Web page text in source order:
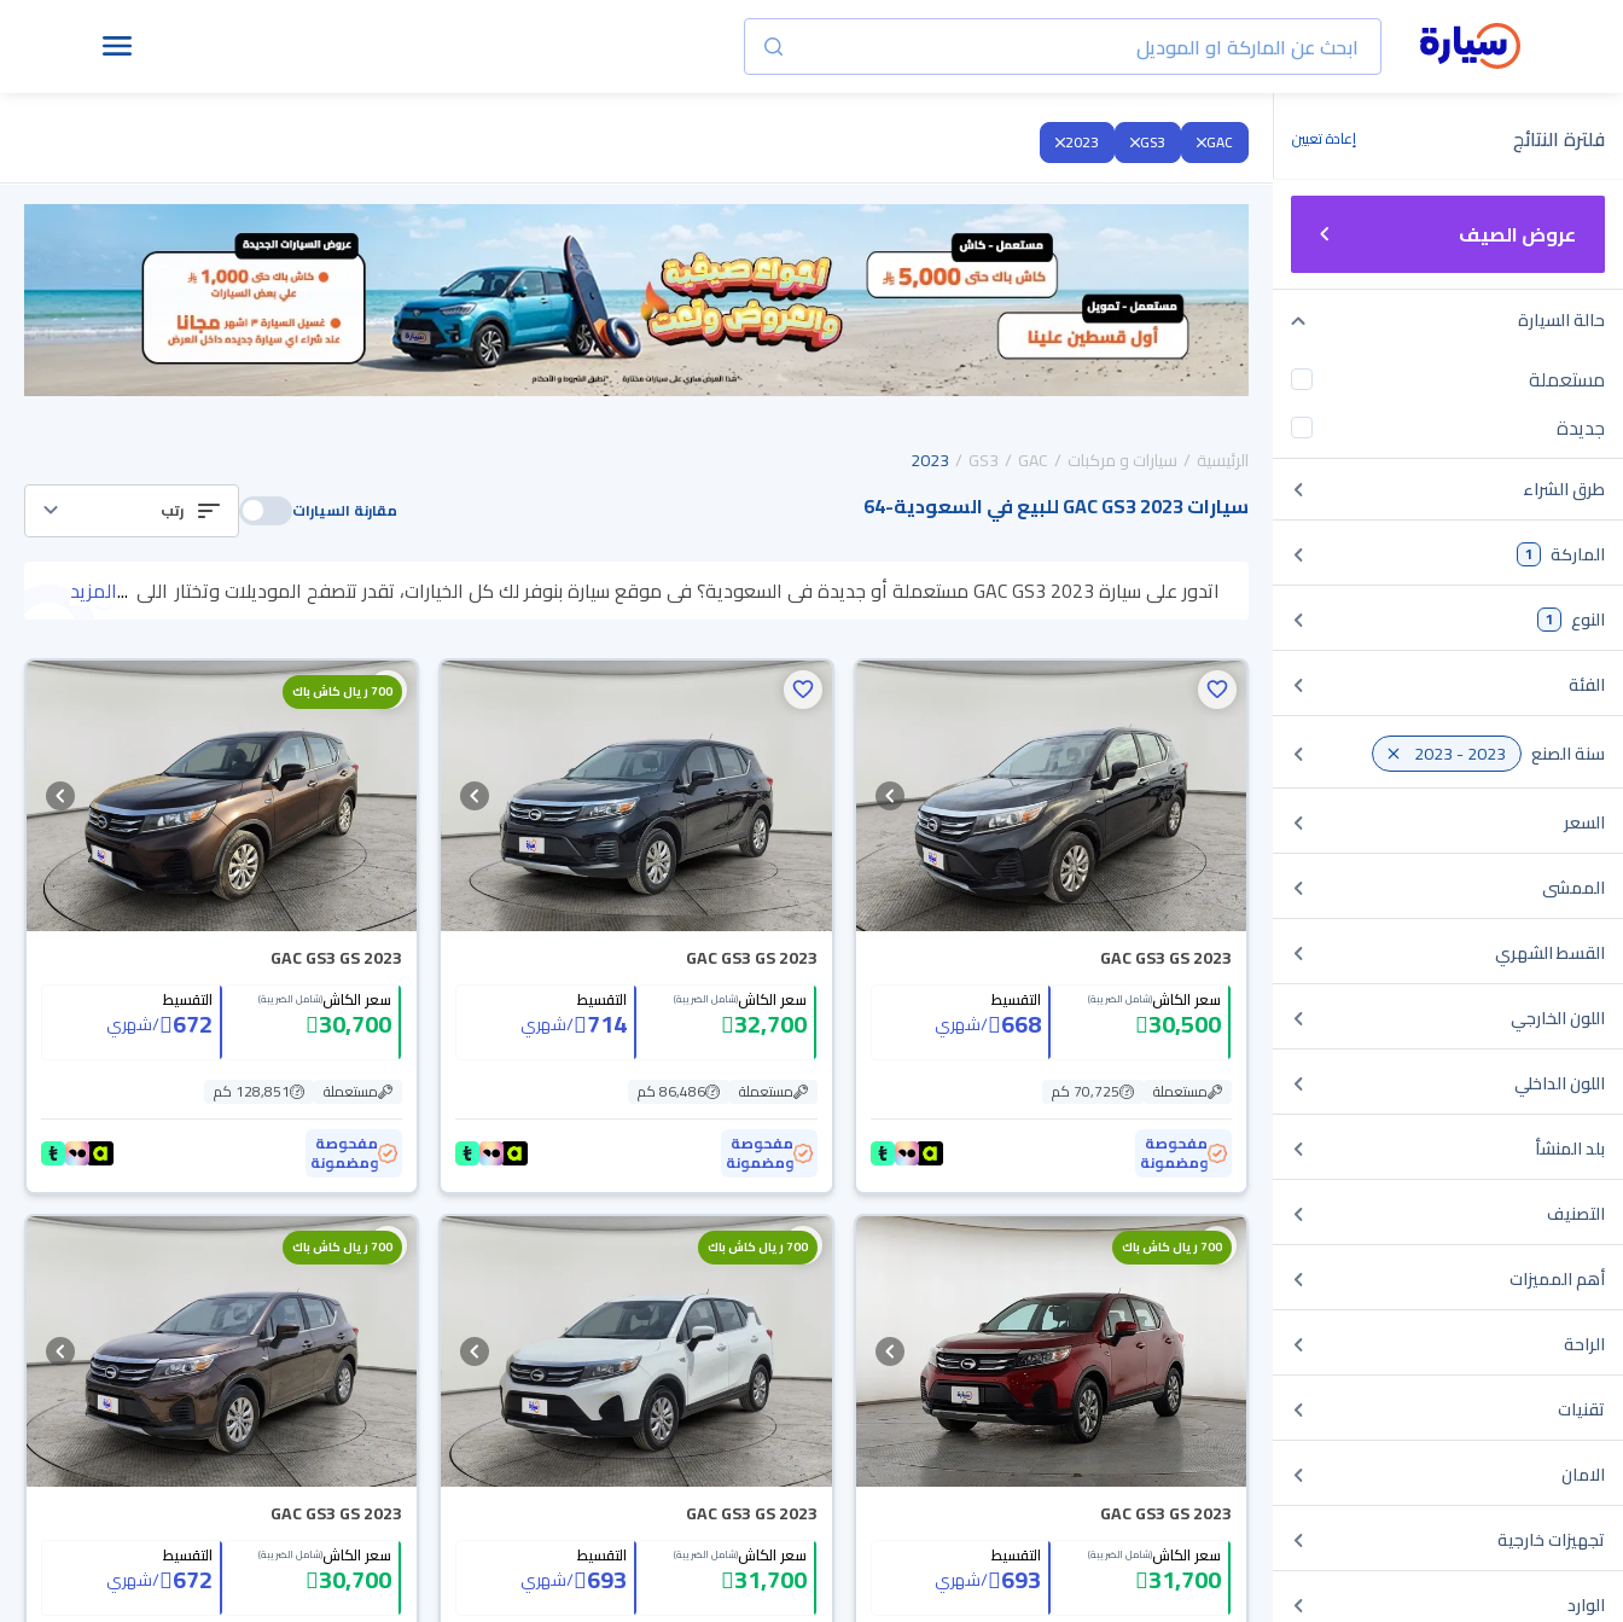
فلترة النتائج إعادة تعيين
عروض الصيف
حالة السيارة
مستعملة
جديدة
طرق الشراء
الماركة 1
النوع 1
الفئة
سنة الصنع 2023 - 2023
السعر
الممشى
القسط الشهري
اللون الخارجي
اللون الداخلي
بلد المنشأ
التصنيف
أهم المميزات
الراحة
تقنيات
الامان
تجهيزات خارجية
الوارد
GAC
GS3
2023
الرئيسية سيارات و مركبات GAC
GS3
2023
سيارات GAC GS3 2023 للبيع في السعودية -
64 مقارنة السيارات رتب
اتدور على سيارة GAC GS3 2023 مستعملة أو جديدة في السعودية؟ في موقع سيارة بنوفر لك كل الخيارات، تقدر تتصفح الموديلات وتختار
اللي
وبتوصلك لين باب بيتك.
...المزيد
GAC GS3 GS 2023
سعر الكاش(شامل الضريبة)
30,500
التقسيط
668
/شهري
مستعملة
70,725 كم
مفحوصة
ومضمونة
GAC GS3 GS 2023
سعر الكاش(شامل الضريبة)
32,700
التقسيط
714
/شهري
مستعملة
86,486 كم
مفحوصة
ومضمونة
700 ريال كاش باك
GAC GS3 GS 2023
سعر الكاش(شامل الضريبة)
30,700
التقسيط
672
/شهري
مستعملة
128,851 كم
مفحوصة
ومضمونة
700 ريال كاش باك
GAC GS3 GS 2023
سعر الكاش(شامل الضريبة)
31,700
التقسيط
693
/شهري
700 ريال كاش باك
GAC GS3 GS 2023
سعر الكاش(شامل الضريبة)
31,700
التقسيط
693
/شهري
700 ريال كاش باك
GAC GS3 GS 2023
سعر الكاش(شامل الضريبة)
30,700
التقسيط
672
/شهري